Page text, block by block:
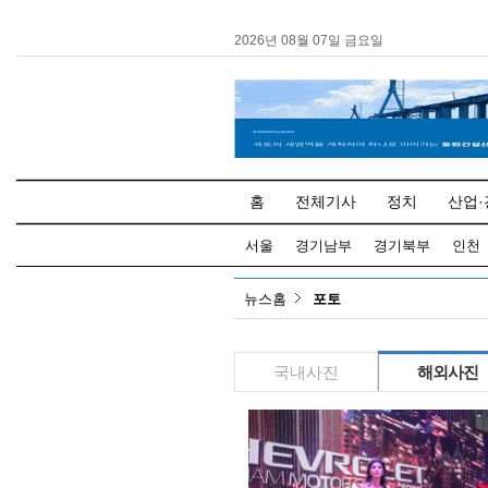
2026년 08월 07일 금요일
홈 전체기사 정치 산업
서울 경기남부 경기북부 인천
뉴스홈 포토
국내사진 해외사진